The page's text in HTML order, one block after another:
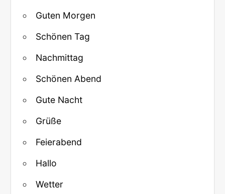
Guten Morgen
Schönen Tag
Nachmittag
Schönen Abend
Gute Nacht
Grüße
Feierabend
Hallo
Wetter